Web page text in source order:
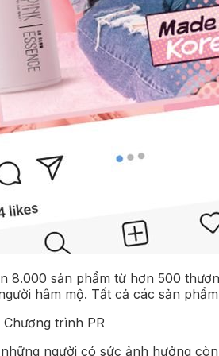
8.000 sản phẩm từ hơn 500
hâm mộ. Tất cả các sản
trình PR
người có sức ảnh hưởng